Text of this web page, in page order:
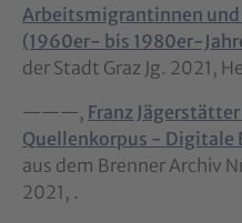
Arbeitsmigrantinnen
(1960er- bis 1980er-
der Stadt Graz Jg. 2021,
———, Franz
Quellenkorpus - Digitale
aus dem Brenner Archiv
2021, .